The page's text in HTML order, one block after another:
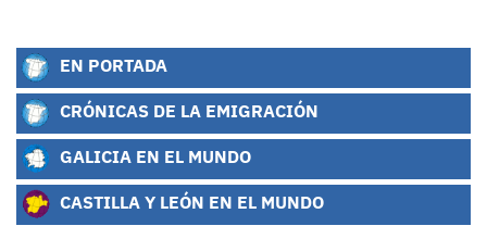
EN PORTADA
CRÓNICAS DE LA EMIGRACIÓN
GALICIA EN EL MUNDO
CASTILLA Y LEÓN EN EL MUNDO